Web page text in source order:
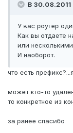
В 30.08.2011
У вас роутер
Как вы отдаете
или
И наоборот.
что есть
может кто-то
то конкретное из
за ранее спасибо